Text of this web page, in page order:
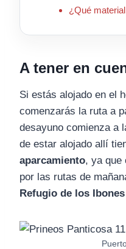
¿Qué
A tener en
Si estás alojado en el
comenzarás la ruta a
desayuno comienza a
de estar alojado allí
aparcamiento, ya que
por las rutas de
Refugio de los